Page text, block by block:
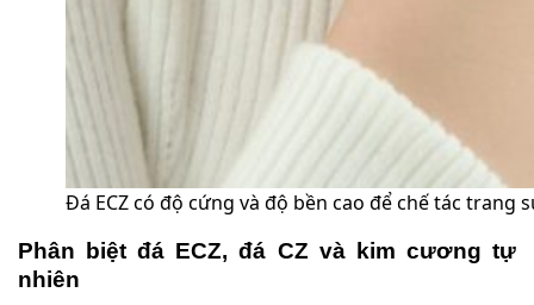
Đá ECZ có độ cứng và độ bền cao để chế tác trang
Phân biệt đá ECZ, đá CZ và kim cương tự
nhiên